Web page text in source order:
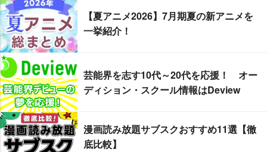
【夏アニメ2026】7月期夏の新アニメを
一挙紹介！
芸能界を志す10代～20代を応援！ オー
ディション・スクール情報はDeview
漫画読み放題サブスクおすすめ11選【徹
底比較】